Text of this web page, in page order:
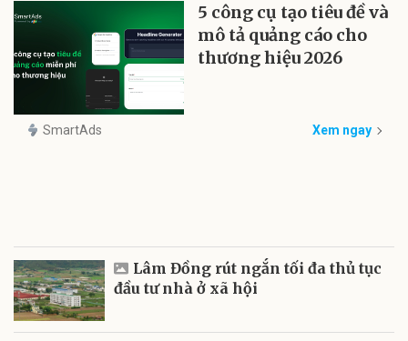
5 công cụ tạo tiêu đề và
mô tả quảng cáo cho
thương hiệu 2026
SmartAds Xem ngay
Lâm Đồng rút ngắn tối đa thủ tục
đầu tư nhà ở xã hội